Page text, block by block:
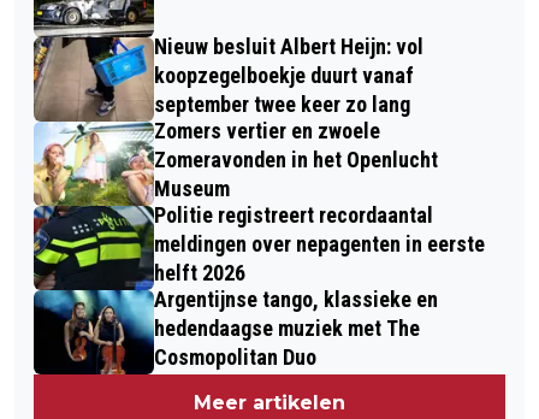
COMMUNICATIE MET
ANDERSTALIGENNieuw besluit Albert Heijn: vol
koopzegelboekje duurt vanaf
september twee keer zo lang
Zomers vertier en zwoele
Zomeravonden in het Openlucht
Museum
Politie registreert recordaantal
meldingen over nepagenten in eerste
helft 2026
Argentijnse tango, klassieke en
hedendaagse muziek met The
Cosmopolitan Duo
Meer artikelen